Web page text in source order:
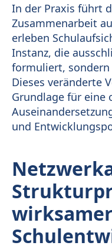
In der Praxis führt
Zusammenarbeit
erleben
Instanz, die
formuliert, sondern
Dieses veränderte
Grundlage für eine
und
wirksamer